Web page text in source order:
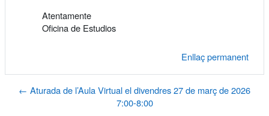
Atentamente
Oficina de Estudios
Enllaç permanent
← Aturada de l’Aula Virtual el divendres 27 de març de 2026
7:00-8:00